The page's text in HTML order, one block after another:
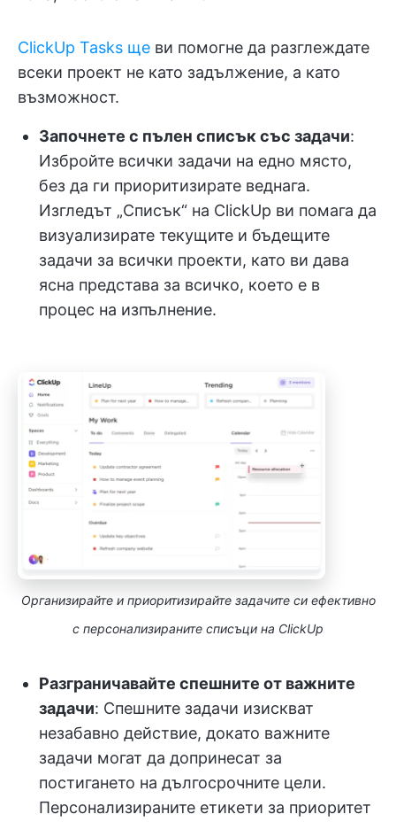
ClickUp Tasks ще ви помогне да разглеждате
всеки проект не като задължение, а като
възможност.
Започнете с пълен списък със задачи:
Избройте всички задачи на едно място,
без да ги приоритизирате веднага.
Изгледът „Списък“ на ClickUp ви помага да
визуализирате текущите и бъдещите
задачи за всички проекти, като ви дава
ясна представа за всичко, което е в
процес на изпълнение.
Организирайте и приоритизирайте задачите си ефективно
с персонализираните списъци на ClickUp
Разграничавайте спешните от важните
задачи: Спешните задачи изискват
незабавно действие, докато важните
задачи могат да допринесат за
постигането на дългосрочните цели.
Персонализираните етикети за приоритет